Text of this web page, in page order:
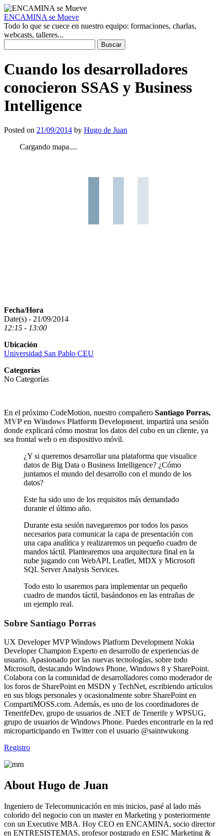
ENCAMINA se Mueve
Todo lo que se cuece en nuestro equipo: formaciones, charlas,
webcasts, talleres...
Cuando los desarrolladores
conocieron SSAS y Business
Intelligence
Posted on 21/09/2014 by Hugo de Juan
Cargando mapa....
Fecha/Hora
Date(s) - 21/09/2014
12:15 - 13:00
Ubicación
Universidad San Pablo CEU
Categorías
No Categorías
En el próximo CodeMotion, nuestro compañero Santiago Porras,
MVP en Windows Platform Development, impartirá una sesión
donde explicará cómo mostrar los datos del cubo en un cliente, ya
sea frontal web o en dispositivo móvil.
¿Y si queremos desarrollar una plataforma que visualice
datos de Big Data o Business Intelligence? ¿Cómo
juntamos el mundo del desarrollo con el mundo de los
datos?
Este ha sido uno de los requisitos más demandado
durante el último año.
Durante esta sesión navegaremos por todos los pasos
necesarios para comunicar la capa de presentación con
una capa analítica y realizaremos un pequeño cuadro de
mandos táctil. Plantearemos una arquitectura final en la
nube jugando con WebAPI, Leaflet, MDX y Microsoft
SQL Server Analysis Services.
Todo esto lo usaremos para implementar un pequeño
cuadro de mandos táctil, basándonos en las entrañas de
un ejemplo real.
Sobre Santiago Porras
UX Developer MVP Windows Platform Development Nokia
Developer Champion Experto en desarrollo de experiencias de
usuario. Apasionado por las nuevas tecnologías, sobre todo
Microsoft, destacando Windows Phone, Windows 8 y SharePoint.
Colabora con la comunidad de desarrolladores como moderador de
los foros de SharePoint en MSDN y TechNet, escribiendo artículos
en sus blogs personales y ocasionalmente sobre SharePoint en
CompartiMOSS.com. Además, es uno de los coordinadores de
TenerifeDev, grupo de usuarios de .NET de Tenerife y WPSUG,
grupo de usuarios de Windows Phone. Puedes encontrarle en la red
microparticipando en Twitter con el usuario @saintwukong
Registro
About Hugo de Juan
Ingeniero de Telecomunicación en mis inicios, pasé al lado más
colorido del negocio con un master en Marketing y posteriormente
con un Executive MBA. Hoy CEO en ENCAMINA, socio director
en ENTRESISTEMAS, profesor postgrado en ESIC Marketing &